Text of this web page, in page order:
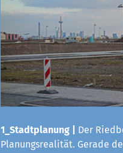
1_Stadtplanung |
Der
Planungsrealität. Gerade